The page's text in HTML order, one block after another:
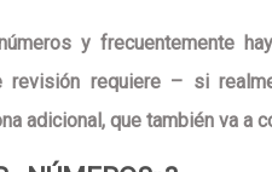
y frecuentemente
revisión requiere – si
adicional, que también va a